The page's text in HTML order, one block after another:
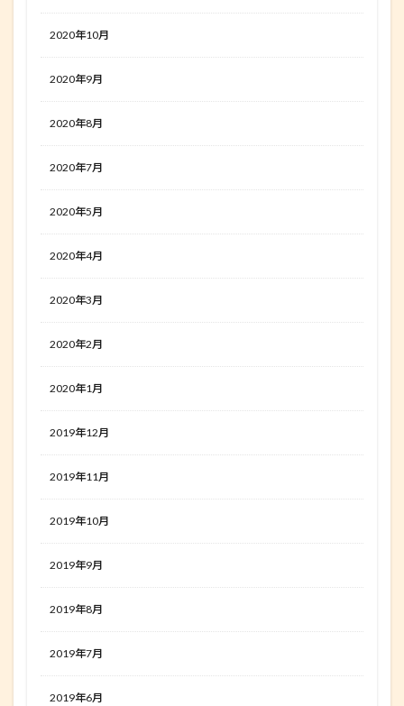
2020年10月
2020年9月
2020年8月
2020年7月
2020年5月
2020年4月
2020年3月
2020年2月
2020年1月
2019年12月
2019年11月
2019年10月
2019年9月
2019年8月
2019年7月
2019年6月